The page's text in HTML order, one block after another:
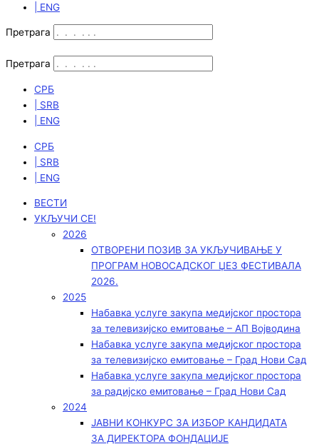
| ENG
Претрага
Претрага
СРБ
| SRB
| ENG
СРБ
| SRB
| ENG
ВЕСТИ
УКЉУЧИ СЕ!
2026
ОТВОРЕНИ ПОЗИВ ЗА УКЉУЧИВАЊЕ У
ПРОГРАМ НОВОСАДСКОГ ЏЕЗ ФЕСТИВАЛА
2026.
2025
Набавка услуге закупа медијског простора
за телевизијско емитовање – АП Војводинa
Набавка услуге закупа медијског простора
за телевизијско емитовање – Град Нови Сад
Набавка услуге закупа медијског простора
за радијско емитовање – Град Нови Сад
2024
ЈАВНИ КОНКУРС ЗА ИЗБОР КАНДИДАТА
ЗА ДИРЕКТОРА ФОНДАЦИЈЕ